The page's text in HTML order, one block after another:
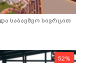
საბავშვო სივრცით
52%